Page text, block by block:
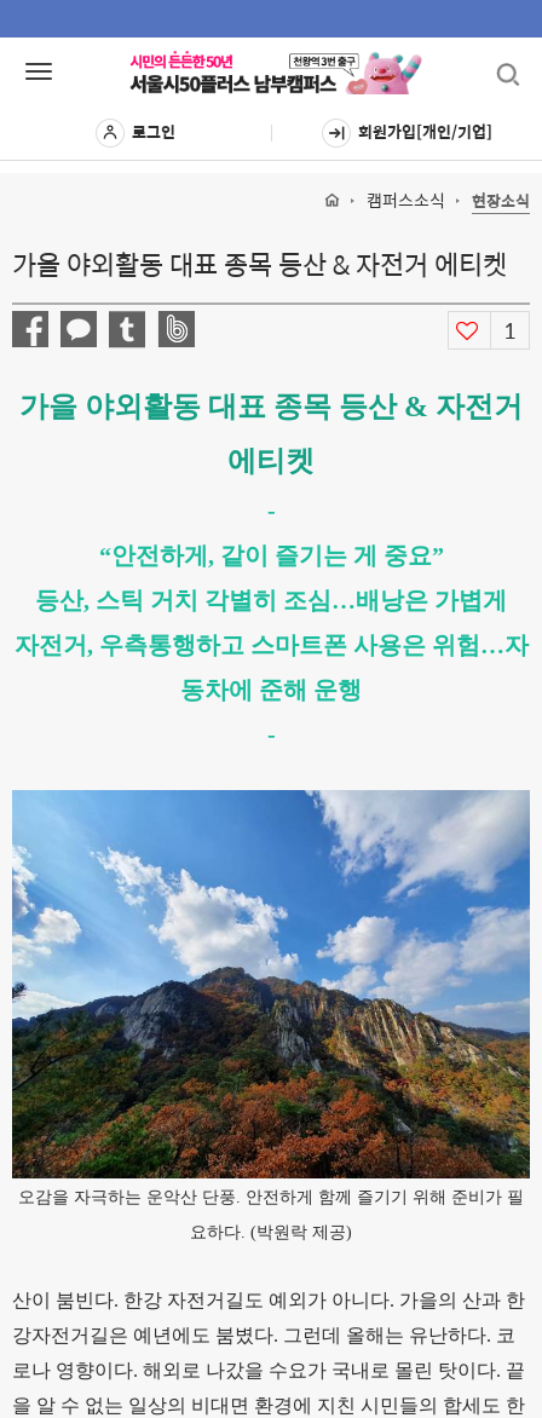
Toggle
로그인 회원가입[개인/기업]
캠퍼스소식 현장소식
가을 야외활동 대표 종목 등산 & 자전거 에티켓
1
가을 야외활동 대표 종목 등산 & 자전거
에티켓
-
“안전하게, 같이 즐기는 게 중요”
등산, 스틱 거치 각별히 조심…배낭은 가볍게
자전거, 우측통행하고 스마트폰 사용은 위험…자
동차에 준해 운행
-
오감을 자극하는 운악산 단풍. 안전하게 함께 즐기기 위해 준비가 필
요하다. (박원락 제공)
산이 붐빈다. 한강 자전거길도 예외가 아니다. 가을의 산과 한
강자전거길은 예년에도 붐볐다. 그런데 올해는 유난하다. 코
로나 영향이다. 해외로 나갔을 수요가 국내로 몰린 탓이다. 끝
을 알 수 없는 일상의 비대면 환경에 지친 시민들의 합세도 한